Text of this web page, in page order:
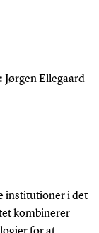
Jørgen Ellegaard
institutioner i det
kombinerer